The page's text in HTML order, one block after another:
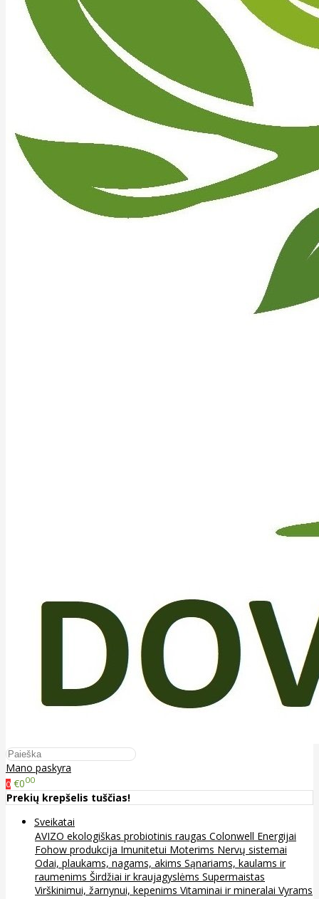
Mano paskyra
0 €000
Prekių krepšelis tuščias!
Sveikatai
AVIZO ekologiškas probiotinis raugas Colonwell Energijai
Fohow produkcija Imunitetui Moterims Nervų sistemai
Odai, plaukams, nagams, akims Sąnariams, kaulams ir
raumenims Širdžiai ir kraujagyslėms Supermaistas
Virškinimui, žarnynui, kepenims Vitaminai ir mineralai Vyrams